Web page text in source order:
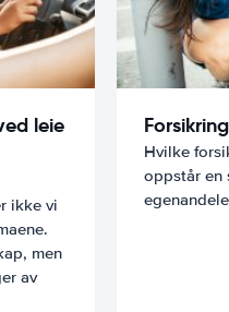
leie
ikke vi
men
av
Hvilke
oppstår en